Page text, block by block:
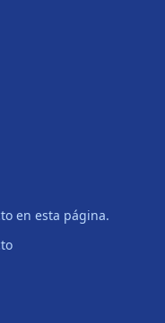
en esta página.